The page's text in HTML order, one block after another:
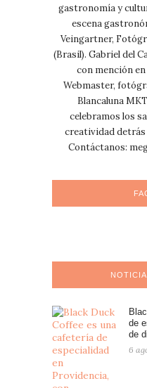
gastronomía y
escena
Veingartner,
(Brasil). Gabriel del
con mención en
Webmaster,
Blancaluna
celebramos los
creatividad detrás
Contáctanos:
de
de
6